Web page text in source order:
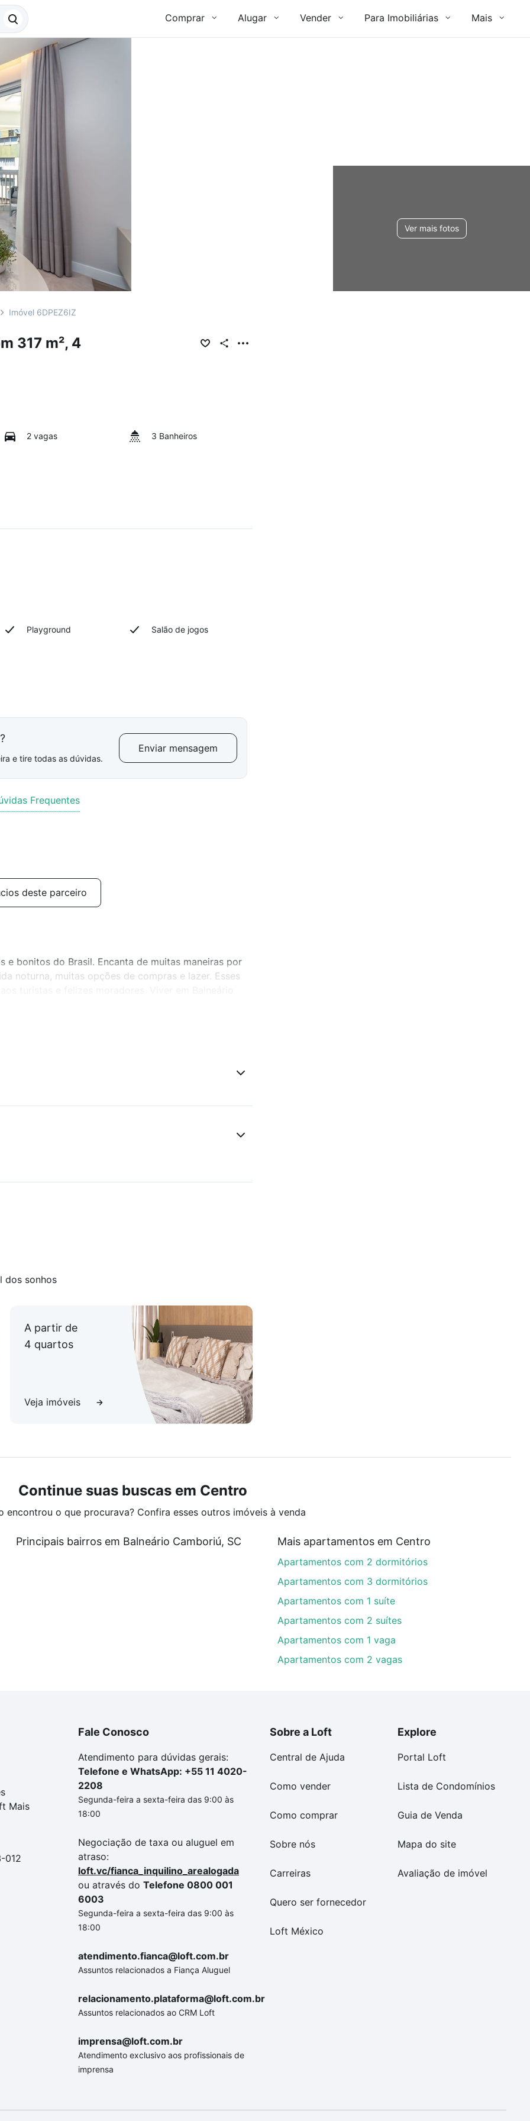
Comprar Alugar Vender Para Imobiliárias Mais
Ver mais fotos
Imóvel 6DPEZ6IZ
317 m², 4
2 vagas 3 Banheiros
Playground Salão de jogos
e tire todas as dúvidas.
Enviar mensagem
Frequentes
deste parceiro
e bonitos do Brasil. Encanta de muitas maneiras por
noturna, muitas opções de compras e lazer. Esses
o verdadeiro significado de qualidade de
privativos.
mesmo e venha conhecer este lindo imóvel.
dos sonhos
A partir de
4 quartos
Veja imóveis
Continue suas buscas em Centro
encontrou o que procurava? Confira esses outros imóveis à venda
Principais bairros em Balneário Camboriú, SC Mais apartamentos em Centro
Apartamentos com 2 dormitórios
Apartamentos com 3 dormitórios
Apartamentos com 1 suíte
Apartamentos com 2 suítes
Apartamentos com 1 vaga
Apartamentos com 2 vagas
Mais
012
Fale Conosco
Atendimento para dúvidas gerais:
Telefone e WhatsApp: +55 11 4020-
2208
Segunda-feira a sexta-feira das 9:00 às
18:00
Negociação de taxa ou aluguel em
atraso:
loft.vc/fianca_inquilino_arealogada
ou através do Telefone 0800 001
6003
Segunda-feira a sexta-feira das 9:00 às
18:00
atendimento.fianca@loft.com.br
Assuntos relacionados a Fiança Aluguel
relacionamento.plataforma@loft.com.br
Assuntos relacionados ao CRM Loft
imprensa@loft.com.br
Atendimento exclusivo aos profissionais de
imprensa
Sobre a Loft
Central de Ajuda
Como vender
Como comprar
Sobre nós
Carreiras
Quero ser fornecedor
Loft México
Explore
Portal Loft
Lista de Condomínios
Guia de Venda
Mapa do site
Avaliação de imóvel